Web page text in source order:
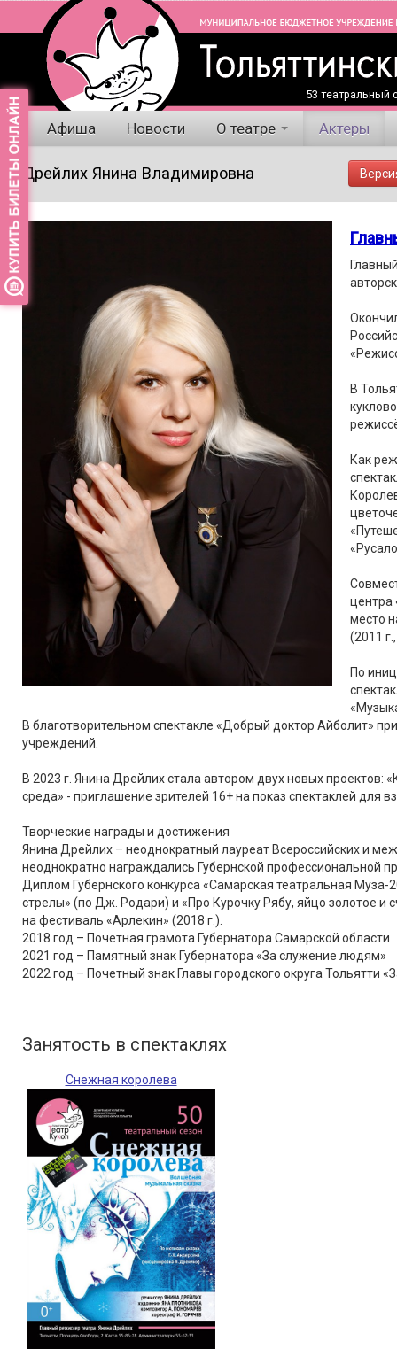
53 театральный
Афиша Новости О театре Актеры
Дрейлих Янина Владимировна
В
Как
центра
место
(2011
По
В благотворительном спектакле «Добрый доктор Айболит»
учреждений.
В 2023 г. Янина Дрейлих стала автором двух новых
среда» - приглашение зрителей 16+ на показ спектаклей
Творческие награды и достижения
Янина Дрейлих – неоднократный лауреат Всероссийских и
неоднократно награждались Губернской профессиональной
Диплом Губернского конкурса «Самарская театральная Муза-
стрелы» (по Дж. Родари) и «Про Курочку Рябу, яйцо золотое и
на фестиваль «Арлекин» (2018 г.).
2018 год – Почетная грамота Губернатора Самарской области
2021 год – Памятный знак Губернатора «За служение людям»
2022 год – Почетный знак Главы городского округа Тольятти
Занятость в спектаклях
Снежная королева